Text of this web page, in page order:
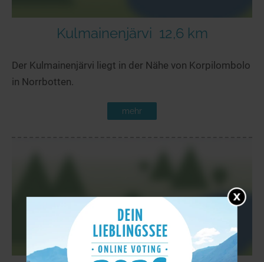
Kulmainenjärvi 12,6 km
Der Kulmainenjärvi liegt in der Nähe von Korpilombolo
in Norrbotten.
mehr